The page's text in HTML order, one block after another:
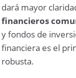
dará mayor
financieros
y fondos de
financiera es el
robusta.